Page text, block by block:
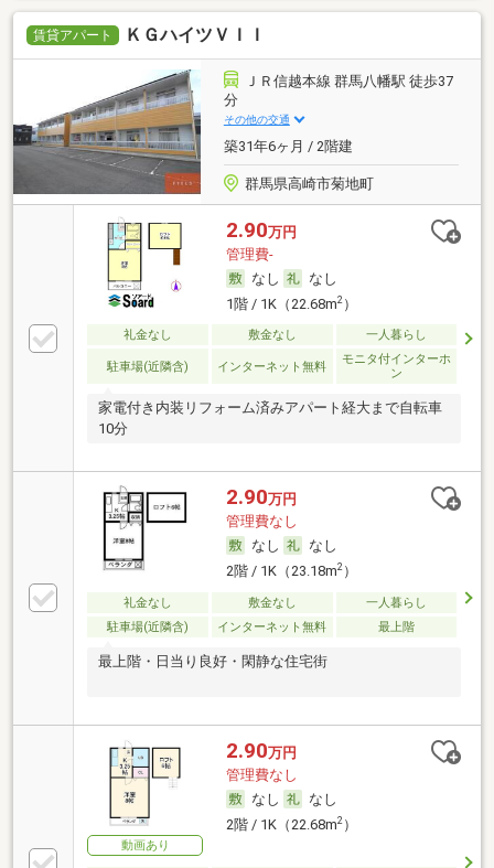
賃貸アパート ＫＧハイツＶＩＩ
ＪＲ信越本線 群馬八幡駅 徒歩37
分
その他の交通
築31年6ヶ月 / 2階建
群馬県高崎市菊地町
2.90万円
管理費-
なし
なし
1階 / 1K（22.68m2）
礼金なし 敷金なし 一人暮らし
駐車場(近隣含) インターネット無料
モニタ付インターホ
ン
家電付き内装リフォーム済みアパート経大まで自転車
10分
2.90万円
管理費なし
なし
なし
2階 / 1K（23.18m2）
礼金なし 敷金なし
一人暮らし
駐車場(近隣含)
インターネット無料 最上階
最上階・日当り良好・閑静な住宅街
動画あり
2.90万円
管理費なし
なし
なし
2階 / 1K（22.68m2）